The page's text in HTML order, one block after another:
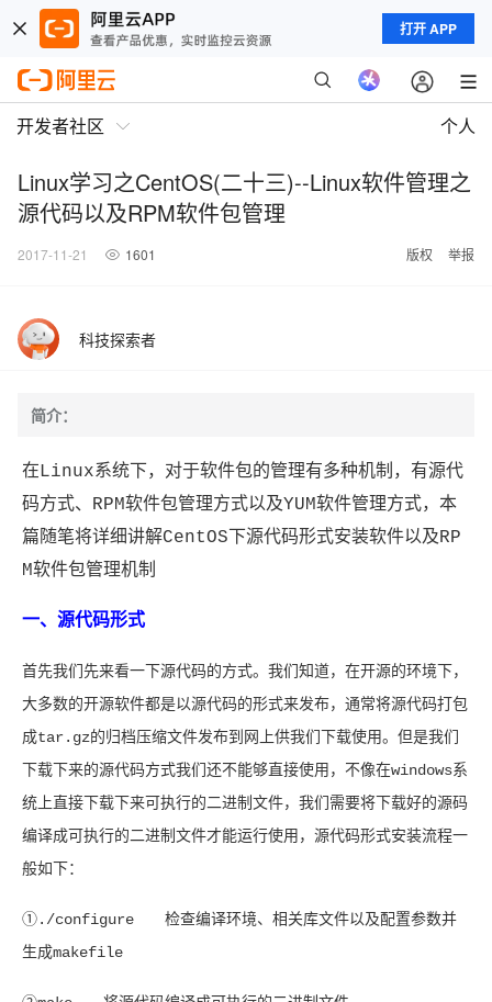
打开 APP
开发者社区 个人
Linux学习之CentOS(二十三)--Linux软件管理之
源代码以及RPM软件包管理
2017-11-21 1601 版权 举报
科技探索者
简介：
在Linux系统下，对于软件包的管理有多种机制，有源代
码方式、RPM软件包管理方式以及YUM软件管理方式，本
篇随笔将详细讲解CentOS下源代码形式安装软件以及RP
M软件包管理机制
一、源代码形式
首先我们先来看一下源代码的方式。我们知道，在开源的环境下，
大多数的开源软件都是以源代码的形式来发布，通常将源代码打包
成tar.gz的归档压缩文件发布到网上供我们下载使用。但是我们
下载下来的源代码方式我们还不能够直接使用，不像在windows系
统上直接下载下来可执行的二进制文件，我们需要将下载好的源码
编译成可执行的二进制文件才能运行使用，源代码形式安装流程一
般如下：
①./configure 检查编译环境、相关库文件以及配置参数并
生成makefile